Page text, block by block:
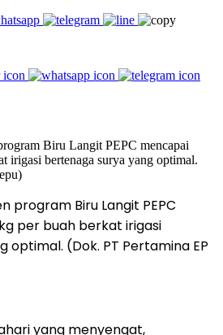
program Biru Langit PEPC
per buah berkat irigasi
optimal. (Dok. PT Pertamina EP
yang menyengat,